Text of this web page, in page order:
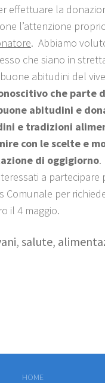
effettuare la
l’attenzione
. Abbiamo
che siano in
abitudini del
che parte
abitudini e
e tradizioni
con le scelte e
di oggigiorno.
a partecipare
Comunale per
il 4 maggio.
, salute,
HOME